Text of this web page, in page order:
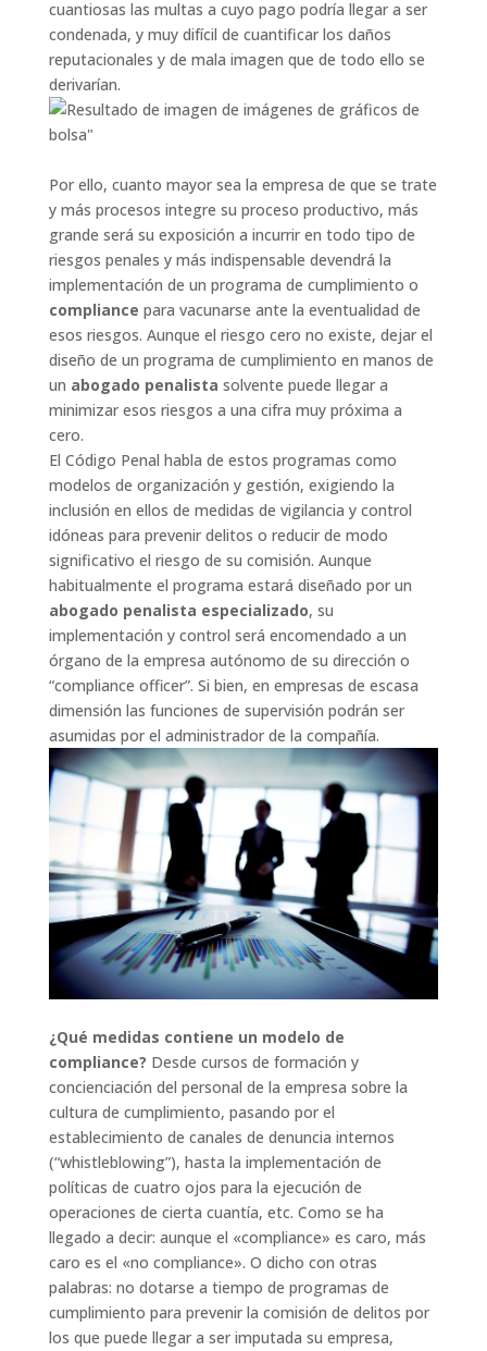
cuantiosas las multas a cuyo pago podría llegar a ser
condenada, y muy difícil de cuantificar los daños
reputacionales y de mala imagen que de todo ello se
derivarían.
Por ello, cuanto mayor sea la empresa de que se trate
y más procesos integre su proceso productivo, más
grande será su exposición a incurrir en todo tipo de
riesgos penales y más indispensable devendrá la
implementación de un programa de cumplimiento o
compliance para vacunarse ante la eventualidad de
esos riesgos. Aunque el riesgo cero no existe, dejar el
diseño de un programa de cumplimiento en manos de
un abogado penalista solvente puede llegar a
minimizar esos riesgos a una cifra muy próxima a
cero.
El Código Penal habla de estos programas como
modelos de organización y gestión, exigiendo la
inclusión en ellos de medidas de vigilancia y control
idóneas para prevenir delitos o reducir de modo
significativo el riesgo de su comisión. Aunque
habitualmente el programa estará diseñado por un
abogado penalista especializado, su
implementación y control será encomendado a un
órgano de la empresa autónomo de su dirección o
“compliance officer”. Si bien, en empresas de escasa
dimensión las funciones de supervisión podrán ser
asumidas por el administrador de la compañía.
¿Qué medidas contiene un modelo de
compliance? Desde cursos de formación y
concienciación del personal de la empresa sobre la
cultura de cumplimiento, pasando por el
establecimiento de canales de denuncia internos
(“whistleblowing”), hasta la implementación de
políticas de cuatro ojos para la ejecución de
operaciones de cierta cuantía, etc. Como se ha
llegado a decir: aunque el «compliance» es caro, más
caro es el «no compliance». O dicho con otras
palabras: no dotarse a tiempo de programas de
cumplimiento para prevenir la comisión de delitos por
los que puede llegar a ser imputada su empresa,